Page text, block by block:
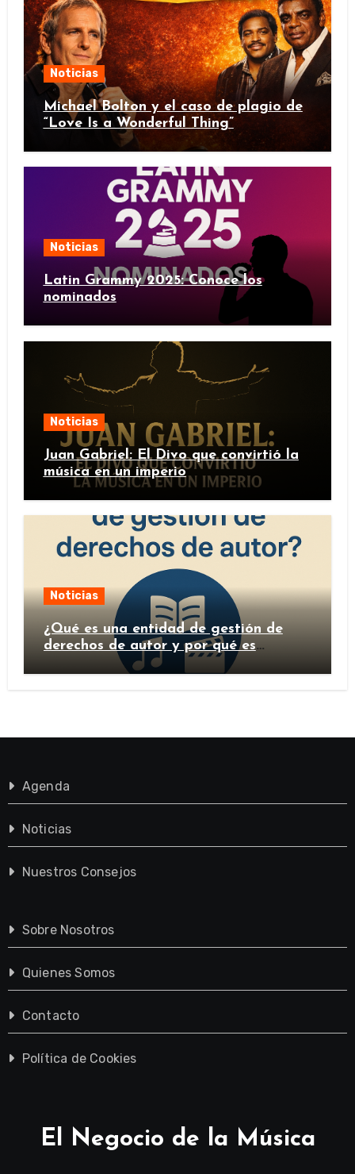
Noticias
Michael Bolton y el caso de plagio de
“Love Is a Wonderful Thing”
Noticias
Latin Grammy 2025: Conoce los
nominados
Noticias
Juan Gabriel: El Divo que convirtió la
música en un imperio
Noticias
¿Qué es una entidad de gestión de
derechos de autor y por qué es
importante?
Agenda
Noticias
Nuestros Consejos
Sobre Nosotros
Quienes Somos
Contacto
Política de Cookies
El Negocio de la Música